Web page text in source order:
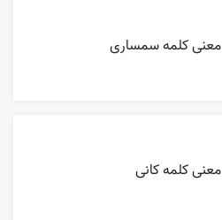
معنی کلمه سمساری
معنی کلمه کانی